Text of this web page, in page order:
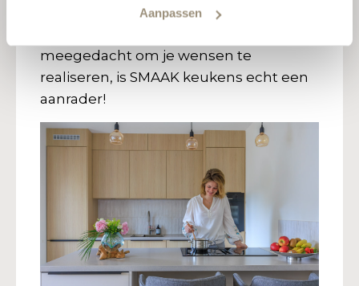
Aanpassen
keukenzaak zoekt waar je gehoord
meegedacht om je wensen te
realiseren, is SMAAK keukens echt een
aanrader!